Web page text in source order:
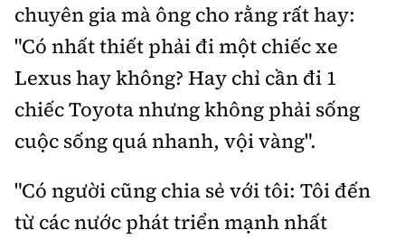
chuyên gia mà ông cho rằng rất hay:
"Có nhất thiết phải đi một chiếc xe
Lexus hay không? Hay chỉ cần đi 1
chiếc Toyota nhưng không phải sống
cuộc sống quá nhanh, vội vàng".
"Có người cũng chia sẻ với tôi: Tôi đến
từ các nước phát triển mạnh nhất